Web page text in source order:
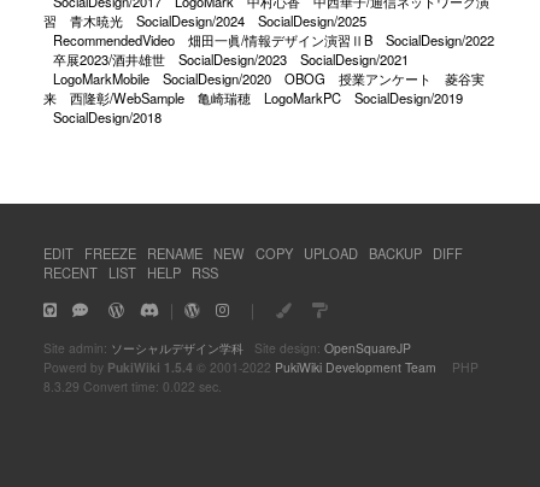
習
青木暁光 SocialDesign/2024
SocialDesign/2025
RecommendedVideo
畑田一眞/情報デザイン演習ⅡB
SocialDesign/2022
卒展2023/酒井雄世
SocialDesign/2023
SocialDesign/2021
LogoMarkMobile
SocialDesign/2020 OBOG 授業アンケート
菱谷実
来
西隆彰/WebSample 亀崎瑞穂 LogoMarkPC
SocialDesign/2019
SocialDesign/2018
EDIT FREEZE RENAME NEW COPY UPLOAD BACKUP
DIFF
RECENT
LIST HELP RSS
｜ ｜
Site admin: ソーシャルデザイン学科Site design: OpenSquareJP
Powerd by PukiWiki 1.5.4 © 2001-2022 PukiWiki Development Team PHP
8.3.29 Convert time: 0.022 sec.